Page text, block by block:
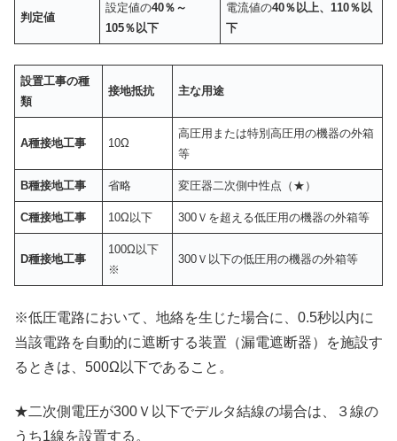
判定値
設定値の40％～
105％以下
電流値の40％以上、110％以
下
設置工事の種
類
接地抵抗 主な用途
A種接地工事 10Ω
高圧用または特別高圧用の機器の外箱
等
B種接地工事 省略 変圧器二次側中性点（★）
C種接地工事 10Ω以下 300Ｖを超える低圧用の機器の外箱等
D種接地工事
100Ω以下
※
300Ｖ以下の低圧用の機器の外箱等
※低圧電路において、地絡を生じた場合に、0.5秒以内に
当該電路を自動的に遮断する装置（漏電遮断器）を施設す
るときは、500Ω以下であること。
★二次側電圧が300Ｖ以下でデルタ結線の場合は、３線の
うち1線を設置する。